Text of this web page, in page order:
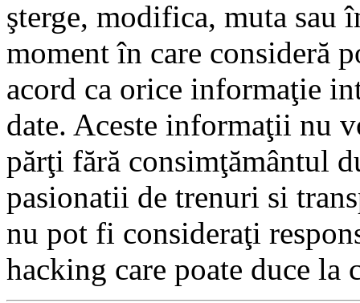
şterge, modifica, muta sau
moment în care consideră
acord ca orice informaţie
date. Aceste informaţii nu
părţi fără consimţământul
pasionatii de trenuri si
nu pot fi consideraţi
hacking care poate duce la